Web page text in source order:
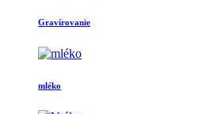
Gravírovanie
mléko